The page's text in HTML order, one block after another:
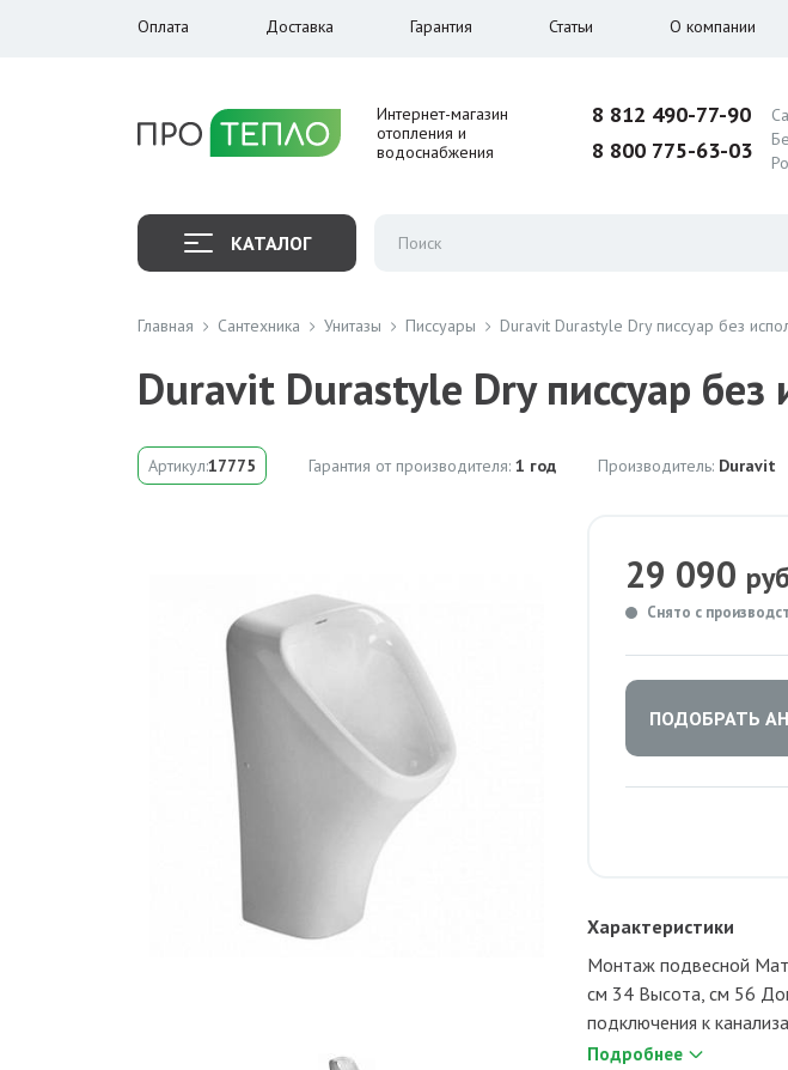
Оплата Доставка Гарантия Статьи О компании
Интернет-магазин
отопления и
водоснабжения
8 812 490-77-90
8 800 775-63-03
КАТАЛОГ
Главная Сантехника Унитазы Писсуары Duravit Durastyle Dry писсуар без
Duravit Durastyle Dry писсуар
Артикул:17775 Гарантия от производителя: 1 год Производитель: Duravit
29 090
Снято с
ПОДОБРАТЬ
Характеристики
Монтаж подвесной
см 34 Высота, см 56
подключения к
Подробнее